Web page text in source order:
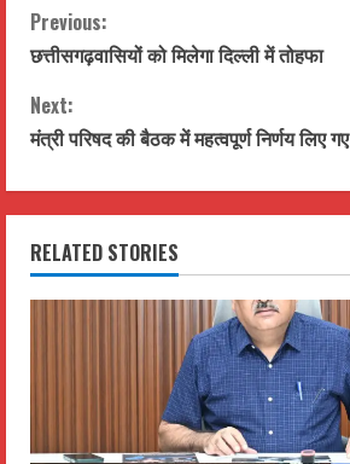
C
o
n
t
i
n
u
e
R
Previous:
छत्तीसगढ़वासियों को मिलेगा दिल्ली में तोहफा
Next:
मंत्री परिषद की बैठक में महत्वपूर्ण निर्णय लिए गए
RELATED STORIES